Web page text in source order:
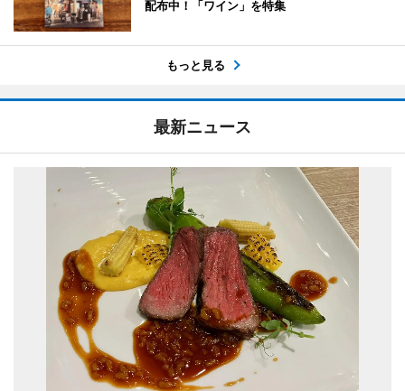
配布中！「ワイン」を特集
もっと見る
最新ニュース